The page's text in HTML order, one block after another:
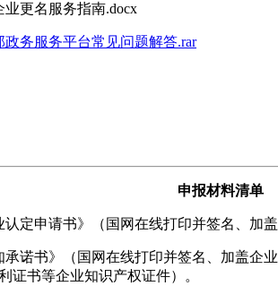
业更名服务指南.docx
政务服务平台常见问题解答.rar
申报材料清单
认定申请书》（国网在线打印并签名、加
承诺书》（国网在线打印并签名、加盖企
证书等企业知识产权证件）。